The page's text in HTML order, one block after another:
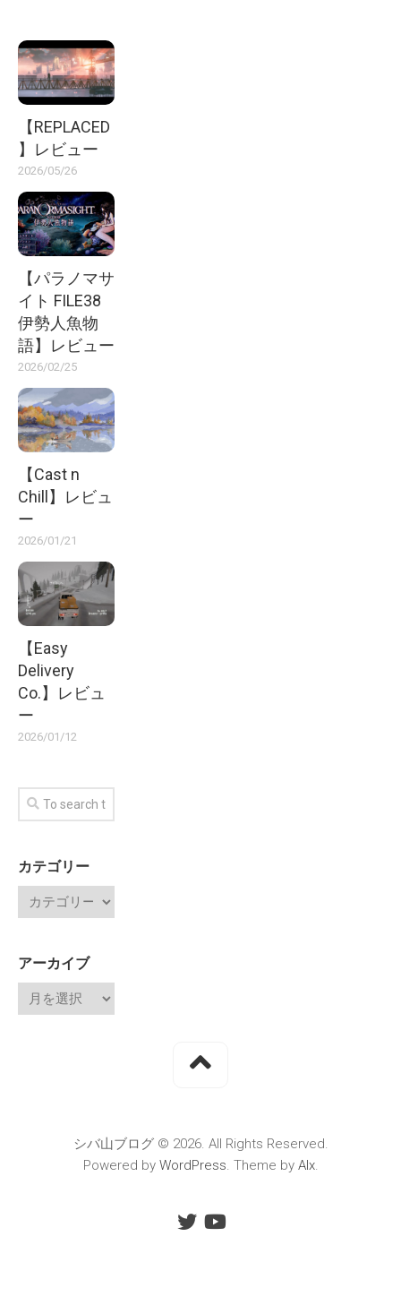
【REPLACED
】レビュー
2026/05/26
【パラノマサ
イト FILE38
伊勢人魚物
語】レビュー
2026/02/25
【Cast n
Chill】レビュ
ー
2026/01/21
【Easy
Delivery
Co.】レビュ
ー
2026/01/12
カテゴリー
アーカイブ
シバ山ブログ © 2026. All Rights Reserved.
Powered by WordPress. Theme by Alx.